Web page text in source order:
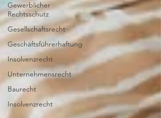
Gewerblicher
Rechtsschutz
Gesellschaftsrecht
Geschäftsführerhaftung
Insolvenzrecht
Unternehmensrecht
Baurecht
Insolvenzrecht